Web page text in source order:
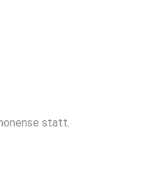
statt.